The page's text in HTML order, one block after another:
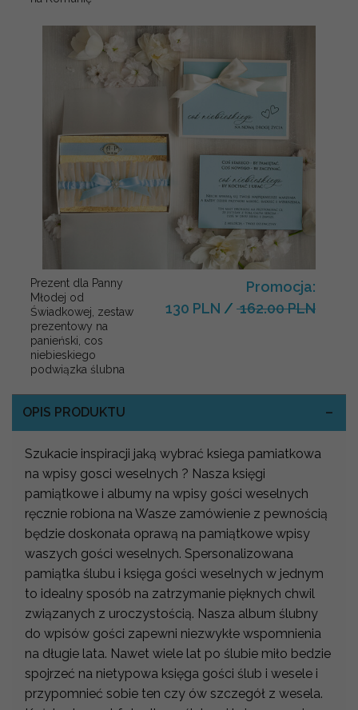
Prezent dla Panny
Młodej od
Świadkowej, zestaw
prezentowy na
panieński, cos
niebieskiego
podwiązka ślubna
Promocja:
130 PLN / 162.00 PLN
OPIS PRODUKTU
Szukacie inspiracji jaką wybrać ksiega pamiatkowa
na wpisy gosci weselnych ? Nasza księgi
pamiątkowe i albumy na wpisy gości weselnych
ręcznie robiona na Wasze zamówienie z pewnością
będzie doskonała oprawą na pamiątkowe wpisy
waszych gości weselnych. Spersonalizowana
pamiątka ślubu i księga gości weselnych w jednym
to idealny sposób na zatrzymanie pięknych chwil
związanych z uroczystością. Nasza album ślubny
do wpisów gości zapewni niezwykłe wspomnienia
na długie lata. Nawet wiele lat po ślubie miło bedzie
spojrzeć na nietypowa księga gości ślub i wesele i
przypomnieć sobie ten czy ów szczegół z wesela.